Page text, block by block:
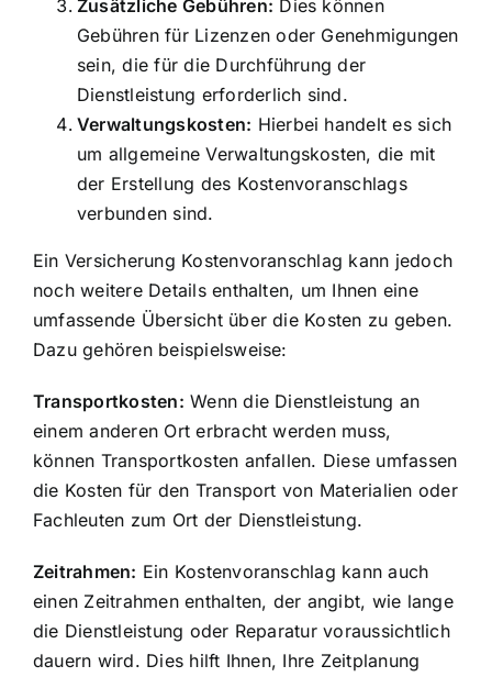
Zusätzliche Gebühren: Dies können
Gebühren für Lizenzen oder Genehmigungen
sein, die für die Durchführung der
Dienstleistung erforderlich sind.
Verwaltungskosten: Hierbei handelt es sich
um allgemeine Verwaltungskosten, die mit
der Erstellung des Kostenvoranschlags
verbunden sind.
Ein Versicherung Kostenvoranschlag kann jedoch
noch weitere Details enthalten, um Ihnen eine
umfassende Übersicht über die Kosten zu geben.
Dazu gehören beispielsweise:
Transportkosten: Wenn die Dienstleistung an
einem anderen Ort erbracht werden muss,
können Transportkosten anfallen. Diese umfassen
die Kosten für den Transport von Materialien oder
Fachleuten zum Ort der Dienstleistung.
Zeitrahmen: Ein Kostenvoranschlag kann auch
einen Zeitrahmen enthalten, der angibt, wie lange
die Dienstleistung oder Reparatur voraussichtlich
dauern wird. Dies hilft Ihnen, Ihre Zeitplanung